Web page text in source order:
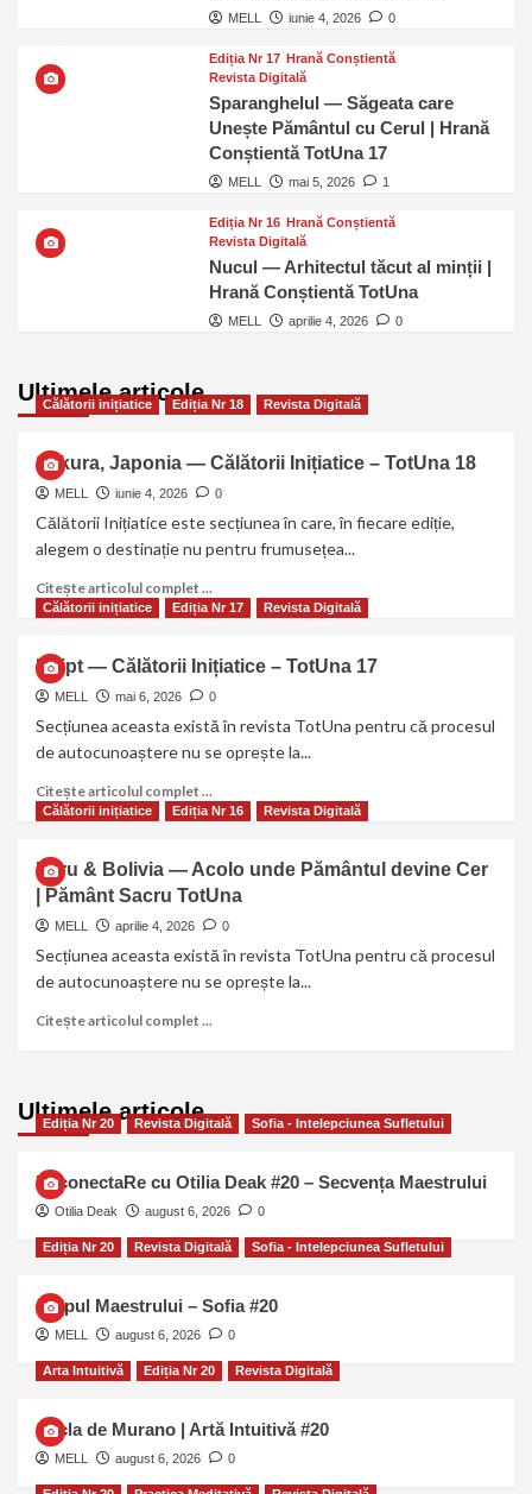
MELL iunie 4, 2026 0
Ediția Nr 17 Hrană Conștientă
Revista Digitală
Sparanghelul — Săgeata care
Unește Pământul cu Cerul | Hrană
Conștientă TotUna 17
MELL mai 5, 2026 1
Ediția Nr 16 Hrană Conștientă
Revista Digitală
Nucul — Arhitectul tăcut al minții |
Hrană Conștientă TotUna
MELL aprilie 4, 2026 0
Ultimele articole
Călătorii inițiatice Ediția Nr 18 Revista Digitală
Sakura, Japonia — Călătorii Inițiatice – TotUna 18
MELL iunie 4, 2026 0
Călătorii Inițiatice este secțiunea în care, în fiecare ediție,
alegem o destinație nu pentru frumusețea...
Citește articolul complet ...
Călătorii inițiatice Ediția Nr 17 Revista Digitală
Egipt — Călătorii Inițiatice – TotUna 17
MELL mai 6, 2026 0
Secțiunea aceasta există în revista TotUna pentru că procesul
de autocunoaștere nu se oprește la...
Citește articolul complet ...
Călătorii inițiatice Ediția Nr 16 Revista Digitală
Peru & Bolivia — Acolo unde Pământul devine Cer
| Pământ Sacru TotUna
MELL aprilie 4, 2026 0
Secțiunea aceasta există în revista TotUna pentru că procesul
de autocunoaștere nu se oprește la...
Citește articolul complet ...
Ultimele articole …
Ediția Nr 20 Revista Digitală Sofia - Intelepciunea Sufletului
ReconectaRe cu Otilia Deak #20 – Secvența Maestrului
Otilia Deak august 6, 2026 0
Ediția Nr 20 Revista Digitală Sofia - Intelepciunea Sufletului
Chipul Maestrului – Sofia #20
MELL august 6, 2026 0
Arta Intuitivă Ediția Nr 20 Revista Digitală
Sticla de Murano | Artă Intuitivă #20
MELL august 6, 2026 0